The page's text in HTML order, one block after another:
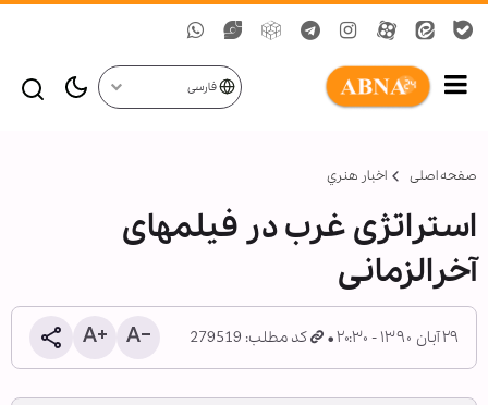
فارسی
صفحه اصلی اخبار هنري
استراتژی غرب در فیلمهای
آخرالزمانی
۲۹ آبان ۱۳۹۰ - ۲۰:۳۰ کد مطلب: 279519